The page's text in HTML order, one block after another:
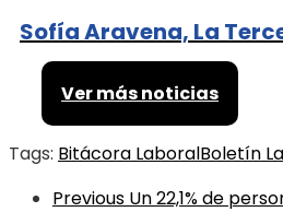
Sofía Aravena, La
Ver más noticias
Tags: Bitácora LaboralBoletín
Previous Un 22,1% de